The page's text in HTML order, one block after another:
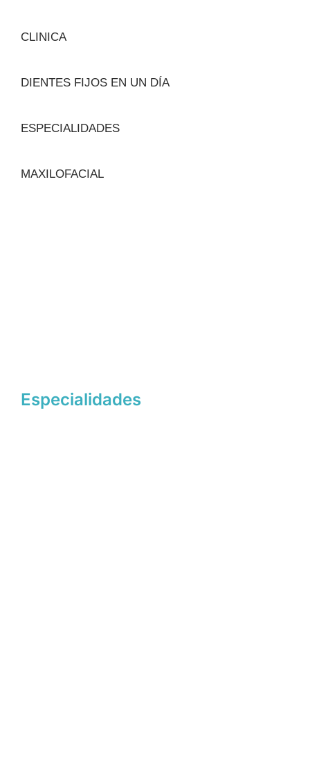
CLINICA
DIENTES FIJOS EN UN DÍA
ESPECIALIDADES
MAXILOFACIAL
Especialidades